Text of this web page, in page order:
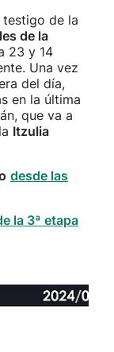
de la
de la
23 y 14
Una vez
del día,
en la última
que va a
Itzulia
desde las
la 3ª etapa